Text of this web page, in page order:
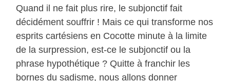
Quand il ne fait plus rire, le subjonctif fait
décidément souffrir ! Mais ce qui transforme nos
esprits cartésiens en Cocotte minute à la limite
de la surpression, est-ce le subjonctif ou la
phrase hypothétique ? Quitte à franchir les
bornes du sadisme, nous allons donner